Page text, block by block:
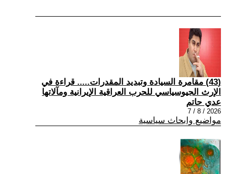
(43) مقامرة السيادة وتبديد المقدرات..... قراءة في
الإرث الجيوسياسي للحرب العراقية الإيرانية ومآلاتها
عدي حاتم
2026 / 8 / 7
مواضيع وابحاث سياسية